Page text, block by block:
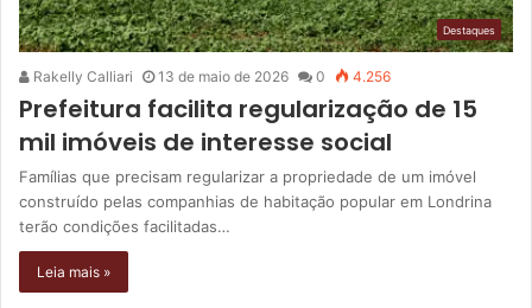
Destaques
Rakelly Calliari 13 de maio de 2026 0 4.256
Prefeitura facilita regularização de 15
mil imóveis de interesse social
Famílias que precisam regularizar a propriedade de um imóvel
construído pelas companhias de habitação popular em Londrina
terão condições facilitadas…
Leia mais »